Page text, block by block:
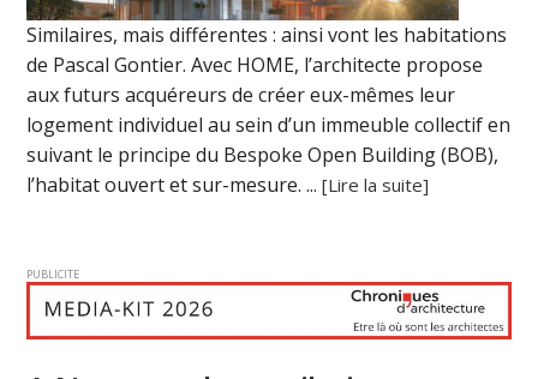
Similaires, mais différentes : ainsi vont les habitations
de Pascal Gontier. Avec HOME, l’architecte propose
aux futurs acquéreurs de créer eux-mêmes leur
logement individuel au sein d’un immeuble collectif en
suivant le principe du Bespoke Open Building (BOB),
l’habitat ouvert et sur-mesure. ...[Lire la suite]
PUBLICITE